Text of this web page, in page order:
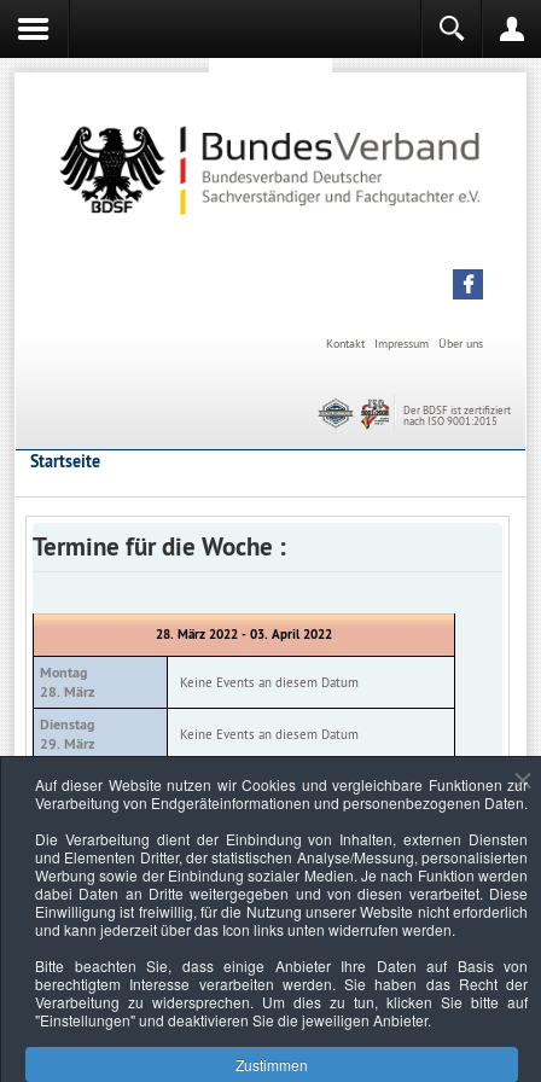
Über uns
Impressum
Kontakt
Der BDSF ist zertifiziert
nach ISO 9001:2015
Startseite
Termine für die Woche :
28. März 2022 - 03. April 2022
Montag
28. März
Keine Events an diesem Datum
Dienstag
29. März
Keine Events an diesem Datum
Mittwoch
30. März
Keine Events an diesem Datum
31. März
Keine Events an diesem Datum
Freitag
01. April
Keine Events an diesem Datum
Samstag
Sonntag
03. April
Keine Events an diesem Datum
Auf dieser Website nutzen wir Cookies und vergleichbare Funktionen zur
Verarbeitung von Endgeräteinformationen und personenbezogenen Daten.
Die Verarbeitung dient der Einbindung von Inhalten, externen Diensten
und Elementen Dritter, der statistischen Analyse/Messung, personalisierten
Werbung sowie der Einbindung sozialer Medien. Je nach Funktion werden
dabei Daten an Dritte weitergegeben und von diesen verarbeitet. Diese
Einwilligung ist freiwillig, für die Nutzung unserer Website nicht erforderlich
und kann jederzeit über das Icon links unten widerrufen werden.
Bitte beachten Sie, dass einige Anbieter Ihre Daten auf Basis von
berechtigtem Interesse verarbeiten werden. Sie haben das Recht der
Verarbeitung zu widersprechen. Um dies zu tun, klicken Sie bitte auf
"Einstellungen"und deaktivieren Sie die jeweiligen Anbieter.
Zustimmen